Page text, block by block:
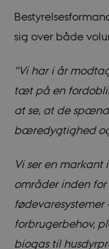
sig over både
“Vi har i år
tæt på en
at se, at de
bæredygtighed
Vi ser en markant
områder inden
forbrugerbehov,
biogas til